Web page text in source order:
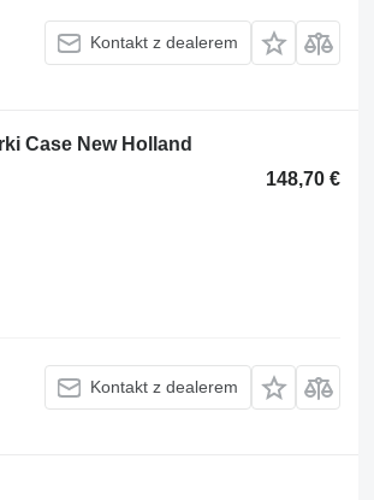
Kontakt z dealerem
Case New Holland
148,70 €
Kontakt z dealerem